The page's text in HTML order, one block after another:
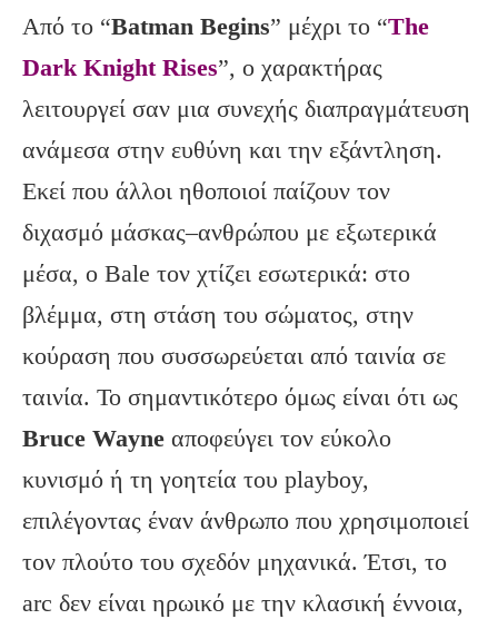
Από το “Batman Begins” μέχρι το “The
Dark Knight Rises”, ο χαρακτήρας
λειτουργεί σαν μια συνεχής διαπραγμάτευση
ανάμεσα στην ευθύνη και την εξάντληση.
Εκεί που άλλοι ηθοποιοί παίζουν τον
διχασμό μάσκας–ανθρώπου με εξωτερικά
μέσα, ο Bale τον χτίζει εσωτερικά: στο
βλέμμα, στη στάση του σώματος, στην
κούραση που συσσωρεύεται από ταινία σε
ταινία. Το σημαντικότερο όμως είναι ότι ως
Bruce Wayne αποφεύγει τον εύκολο
κυνισμό ή τη γοητεία του playboy,
επιλέγοντας έναν άνθρωπο που χρησιμοποιεί
τον πλούτο του σχεδόν μηχανικά. Έτσι, το
arc δεν είναι ηρωικό με την κλασική έννοια,